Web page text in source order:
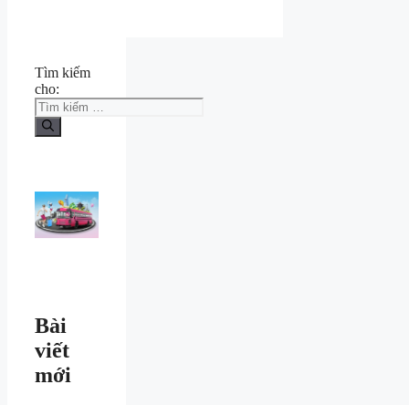
Tìm kiếm
cho:
Bài
viết
mới